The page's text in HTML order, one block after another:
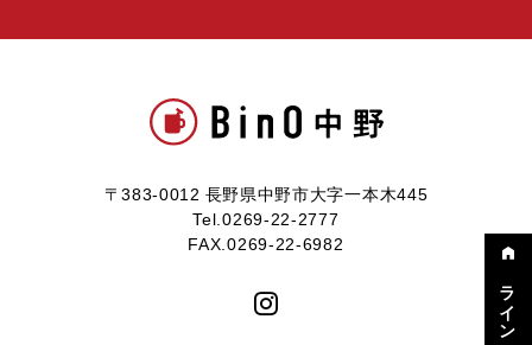
〒383-0012 長野県中野市大字一本木445
Tel.0269-22-2777
FAX.0269-22-6982